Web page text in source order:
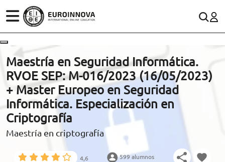
ÁREAS
ESTUDIOS
CONOCE EUROINNOVA
BECAS Y FINANCIACIÓN
CONTACTO
(+34)958 050 200 (gratuito en España)
900 831 200
formacion@euroinnova.com
TRABAJA CON NOSOTROS
Maestría en Seguridad Informática.
RVOE SEP: M-016/2023 (16/05/2023)
+ Master Europeo en Seguridad
Informática. Especialización en
Criptografía
Maestría en criptografía
4,6 599 alumnos